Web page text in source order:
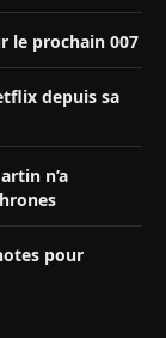
le prochain 007
depuis sa
n’a
pour